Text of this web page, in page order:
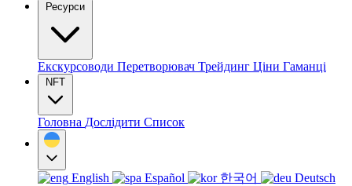
Ресурси
Екскурсоводи Перетворювач Трейдинг Ціни Гаманці
NFT
Головна Дослідити Список
English Español 한국어
Deutsch